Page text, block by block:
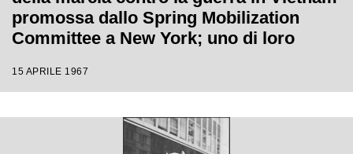
promossa dallo Spring Mobilization
Committee a New York; uno di loro
15 APRILE 1967